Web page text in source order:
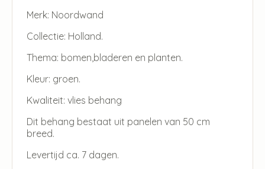
Merk: Noordwand
Collectie: Holland.
Thema: bomen,bladeren en planten.
Kleur: groen.
Kwaliteit: vlies behang
Dit behang bestaat uit panelen van 50 cm
breed.
Levertijd ca. 7 dagen.